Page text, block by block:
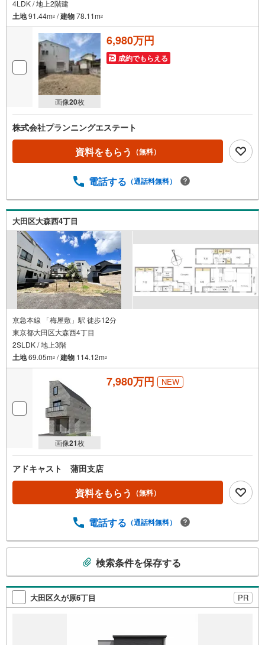
4LDK / 地上2階建
土地91.44m2 /建物78.11m2
画像20枚
6,980万円
成約でもらえる
株式会社プランニングエステート
資料をもらう （無料）
電話する （通話料無料）
大田区大森西4丁目
京急本線 「梅屋敷」駅 徒歩12分
東京都大田区大森西4丁目
2SLDK / 地上3階
土地69.05m2 /建物 114.12m2
画像21枚
7,980万円 NEW
アドキャスト 蒲田支店
資料をもらう （無料）
電話する （通話料無料）
検
索
条
検索条件を保存する
大田区久が原6丁目 PR